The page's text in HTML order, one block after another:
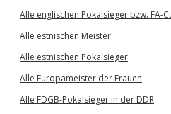
Alle englischen Pokalsieger bzw. FA-
Alle estnischen Meister
Alle estnischen Pokalsieger
Alle Europameister der Frauen
Alle FDGB-Pokalsieger in der DDR